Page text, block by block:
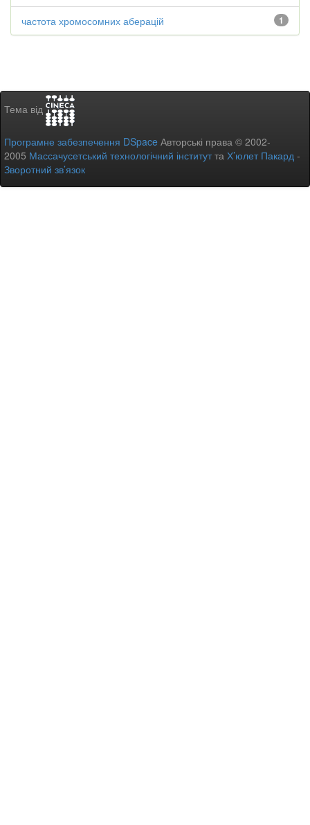
1
частота хромосомних аберацій
Тема від
Програмне забезпечення DSpace Авторські права © 2002-
2005 Массачусетський технологічний інститутта Х’юлет Пакард -
Зворотний зв’язок